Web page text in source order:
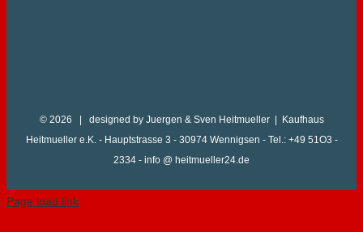
© 2026 | designed by Juergen & Sven Heitmueller | Kaufhaus
Heitmueller e.K. - Hauptstrasse 3 - 30974 Wennigsen - Tel.: +49 51O3 -
2334 - info @ heitmueller24.de
Page load link